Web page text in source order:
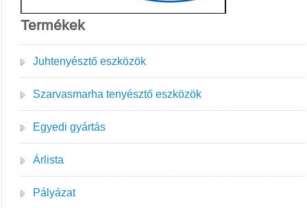
Termékek
Juhtenyésztő eszközök
Szarvasmarha tenyésztő eszközök
Egyedi gyártás
Árlista
Pályázat